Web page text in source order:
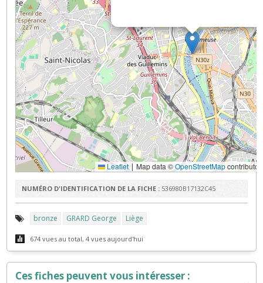
Leaflet | Map data ©OpenStreetMap
NUMÉRO D'IDENTIFICATION DE LA FICHE : 536980B17132C45
bronze GRARD George Liège
674 vues au total, 4 vues aujourd'hui
Ces fiches peuvent vous intéresser :